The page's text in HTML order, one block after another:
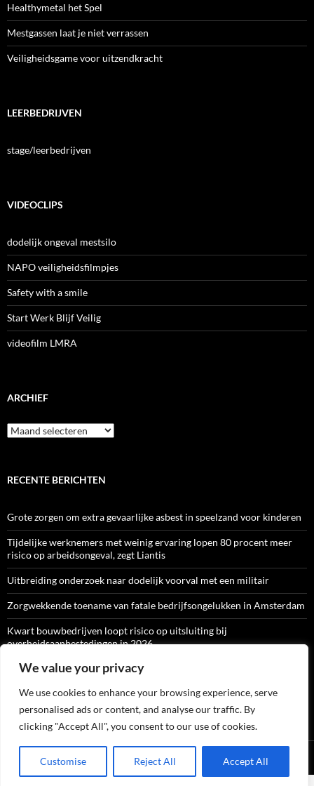
We value your privacy
We use cookies to enhance your browsing experience, serve
personalised ads or content, and analyse our traffic. By
clicking "Accept All", you consent to our use of cookies.
Customise Reject All Accept All
Healthymetal het Spel
Mestgassen laat je niet verrassen
Veiligheidsgame voor uitzendkracht
LEERBEDRIJVEN
stage/leerbedrijven
VIDEOCLIPS
dodelijk ongeval mestsilo
NAPO veiligheidsfilmpjes
Safety with a smile
Start Werk Blijf Veilig
videofilm LMRA
ARCHIEF
Archief
RECENTE BERICHTEN
Grote zorgen om extra gevaarlijke asbest in speelzand voor kinderen
Tijdelijke werknemers met weinig ervaring lopen 80 procent meer
risico op arbeidsongeval, zegt Liantis
Uitbreiding onderzoek naar dodelijk voorval met een militair
Zorgwekkende toename van fatale bedrijfsongelukken in Amsterdam
Kwart bouwbedrijven loopt risico op uitsluiting bij
overheidsaanbestedingen in 2026
ARBO-CATALOGI
Ondersteund door WordPress